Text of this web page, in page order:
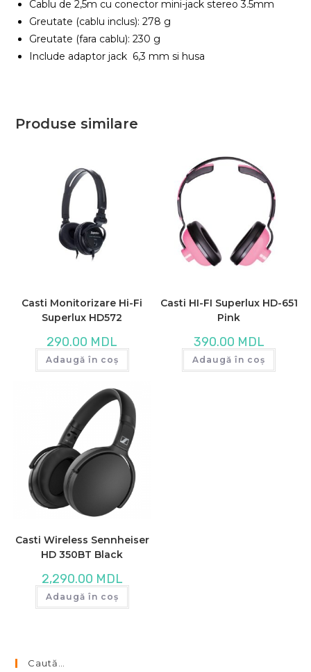
Cablu de 2,5m cu conector mini-jack stereo 3.5mm
Greutate (cablu inclus): 278 g
Greutate (fara cablu): 230 g
Include adaptor jack 6,3 mm si husa
Produse similare
Casti Monitorizare Hi-Fi
Superlux HD572
290.00 MDL
Adaugă în coș
Casti HI-FI Superlux HD-651
Pink
390.00 MDL
Adaugă în coș
Casti Wireless Sennheiser
HD 350BT Black
2,290.00 MDL
Adaugă în coș
Caută…